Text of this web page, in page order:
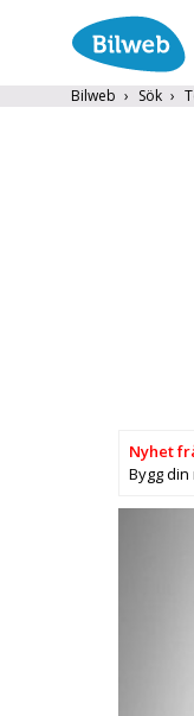
Bilweb Sök
Nyhet
Bygg